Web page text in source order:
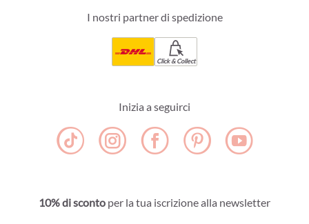
I nostri partner di spedizione
Click & Collect
Inizia a seguirci
10% di sconto per la tua iscrizione alla newsletter